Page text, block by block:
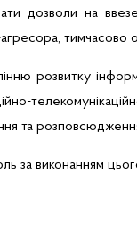
дозволи на
, тимчасово
розвитку
та
за виконанням